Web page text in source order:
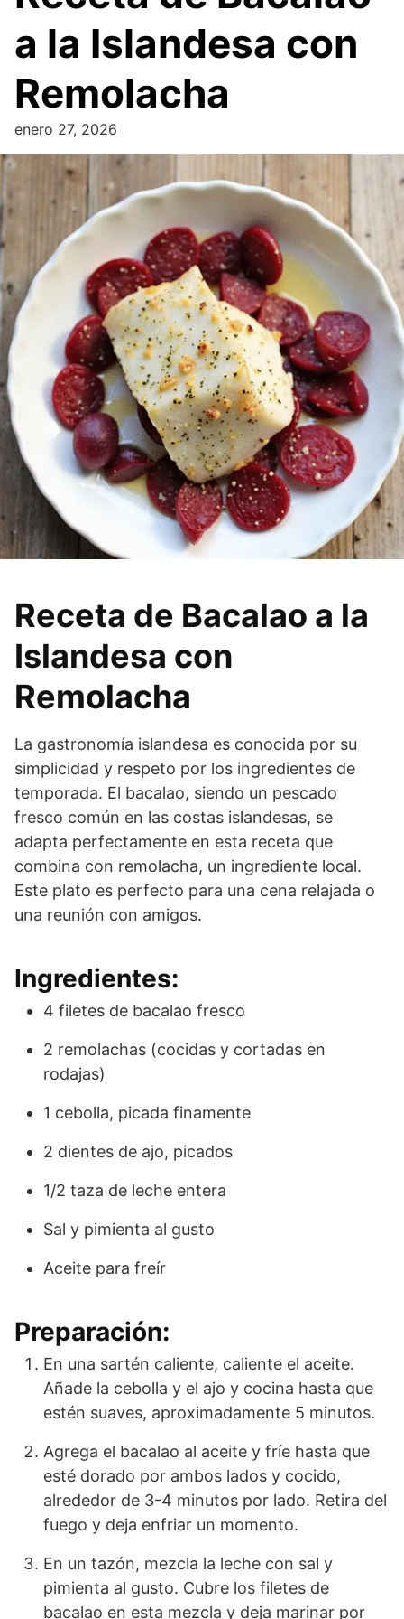
a la Islandesa con
Remolacha
enero 27, 2026
Receta de Bacalao a la
Islandesa con
Remolacha
La gastronomía islandesa es conocida por su
simplicidad y respeto por los ingredientes de
temporada. El bacalao, siendo un pescado
fresco común en las costas islandesas, se
adapta perfectamente en esta receta que
combina con remolacha, un ingrediente local.
Este plato es perfecto para una cena relajada o
una reunión con amigos.
Ingredientes:
4 filetes de bacalao fresco
2 remolachas (cocidas y cortadas en
rodajas)
1 cebolla, picada finamente
2 dientes de ajo, picados
1/2 taza de leche entera
Sal y pimienta al gusto
Aceite para freír
Preparación:
En una sartén caliente, caliente el aceite.
Añade la cebolla y el ajo y cocina hasta que
estén suaves, aproximadamente 5 minutos.
Agrega el bacalao al aceite y fríe hasta que
esté dorado por ambos lados y cocido,
alrededor de 3-4 minutos por lado. Retira del
fuego y deja enfriar un momento.
En un tazón, mezcla la leche con sal y
pimienta al gusto. Cubre los filetes de
bacalao en esta mezcla y deja marinar por